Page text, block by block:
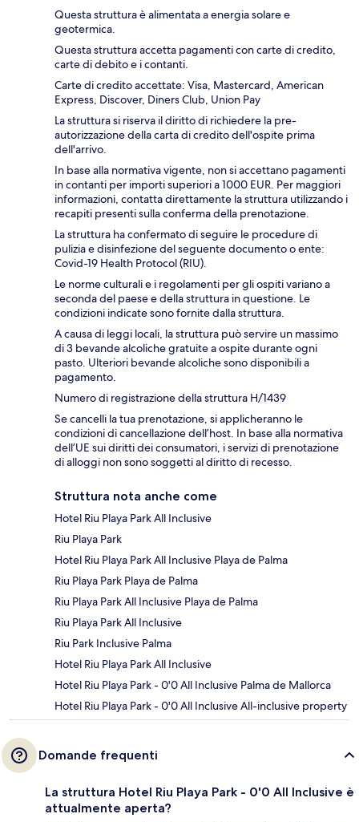
Questa struttura è alimentata a energia solare e
geotermica.
Questa struttura accetta pagamenti con carte di credito,
carte di debito e i contanti.
Carte di credito accettate: Visa, Mastercard, American
Express, Discover, Diners Club, Union Pay
La struttura si riserva il diritto di richiedere la pre-
autorizzazione della carta di credito dell'ospite prima
dell'arrivo.
In base alla normativa vigente, non si accettano pagamenti
in contanti per importi superiori a 1000 EUR. Per maggiori
informazioni, contatta direttamente la struttura utilizzando i
recapiti presenti sulla conferma della prenotazione.
La struttura ha confermato di seguire le procedure di
pulizia e disinfezione del seguente documento o ente:
Covid-19 Health Protocol (RIU).
Le norme culturali e i regolamenti per gli ospiti variano a
seconda del paese e della struttura in questione. Le
condizioni indicate sono fornite dalla struttura.
A causa di leggi locali, la struttura può servire un massimo
di 3 bevande alcoliche gratuite a ospite durante ogni
pasto. Ulteriori bevande alcoliche sono disponibili a
pagamento.
Numero di registrazione della struttura H/1439
Se cancelli la tua prenotazione, si applicheranno le
condizioni di cancellazione dell’host. In base alla normativa
dell’UE sui diritti dei consumatori, i servizi di prenotazione
di alloggi non sono soggetti al diritto di recesso.
Struttura nota anche come
Hotel Riu Playa Park All Inclusive
Riu Playa Park
Hotel Riu Playa Park All Inclusive Playa de Palma
Riu Playa Park Playa de Palma
Riu Playa Park All Inclusive Playa de Palma
Riu Playa Park All Inclusive
Riu Park Inclusive Palma
Hotel Riu Playa Park All Inclusive
Hotel Riu Playa Park - 0'0 All Inclusive Palma de Mallorca
Hotel Riu Playa Park - 0'0 All Inclusive All-inclusive property
Domande frequenti
La struttura Hotel Riu Playa Park - 0'0 All Inclusive è
attualmente aperta?